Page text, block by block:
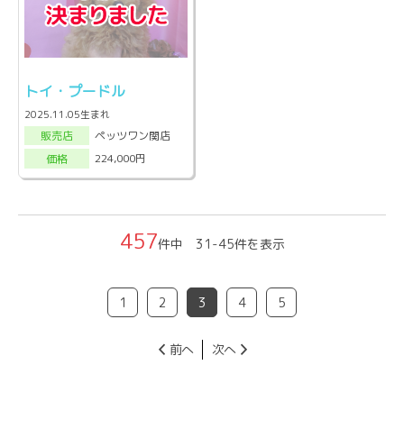
トイ・プードル
2025.11.05生まれ
販売店
ペッツワン関店
価格
224,000円
457件中 31-45件を表示
1 2 3 4 5
前へ 次へ